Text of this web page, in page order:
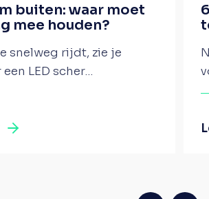
buiten: waar moet
mee houden?
snelweg rijdt, zie je
LED scher...